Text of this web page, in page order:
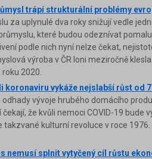
trápí strukturální problémy
za uplynulé dva roky snižují vedle
které budou odeznívat
podle nich nyní nelze čekat,
výroba v ČR loni meziročně
2020.
koronaviru vykáže nejslabší růst od
vývoje hrubého domácího
čekají, že kvůli nemoci COVID-19 bude
takzvané kulturní revoluce v roce
nemusí splnit vytyčený cíl růstu